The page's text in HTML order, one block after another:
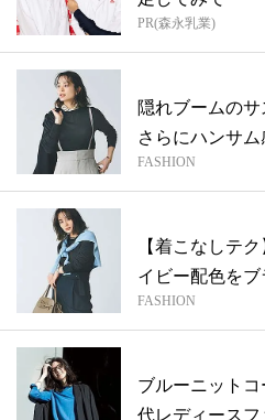
PR(森永乳業)
隠れブームのサ
さらにハンサ
FASHION
【着こなしテ
イビー配色を
FASHION
ブルーニットコ
代レディースフ